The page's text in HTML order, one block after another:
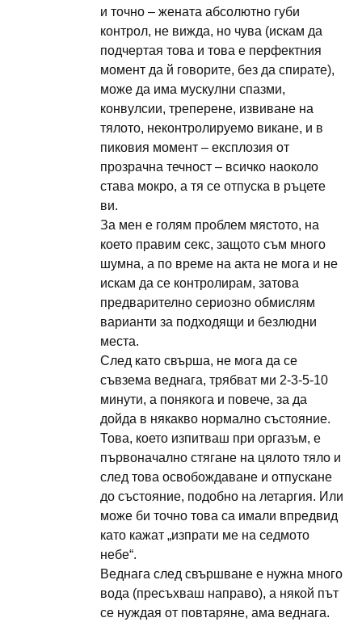
и точно – жената абсолютно губи
контрол, не вижда, но чува (искам да
подчертая това и това е перфектния
момент да й говорите, без да спирате),
може да има мускулни спазми,
конвулсии, треперене, извиване на
тялото, неконтролируемо викане, и в
пиковия момент – експлозия от
прозрачна течност – всичко наоколо
става мокро, а тя се отпуска в ръцете
ви.
За мен е голям проблем мястото, на
което правим секс, защото съм много
шумна, а по време на акта не мога и не
искам да се контролирам, затова
предварително сериозно обмислям
варианти за подходящи и безлюдни
места.
След като свърша, не мога да се
съвзема веднага, трябват ми 2-3-5-10
минути, а понякога и повече, за да
дойда в някакво нормално състояние.
Това, което изпитваш при оргазъм, е
първоначално стягане на цялото тяло и
след това освобождаване и отпускане
до състояние, подобно на летаргия. Или
може би точно това са имали впредвид
като кажат „изпрати ме на седмото
небе“.
Веднага след свършване е нужна много
вода (пресъхваш направо), а някой път
се нуждая от повтаряне, ама веднага.